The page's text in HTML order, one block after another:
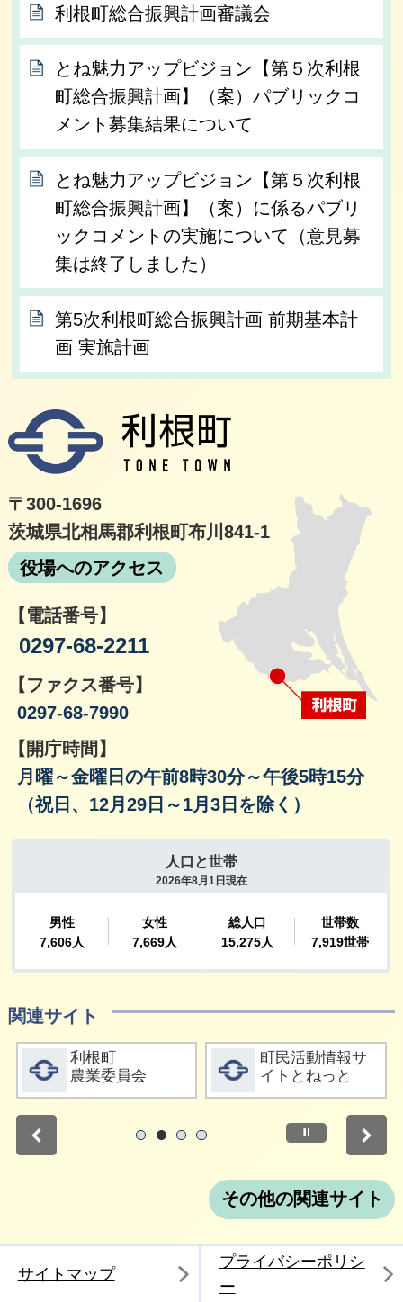
利根町総合振興計画審議会
とね魅力アップビジョン【第５次利根
町総合振興計画】（案）パブリックコ
メント募集結果について
とね魅力アップビジョン【第５次利根
町総合振興計画】（案）に係るパブリ
ックコメントの実施について（意見募
集は終了しました）
第5次利根町総合振興計画 前期基本計
画 実施計画
〒300-1696
茨城県北相馬郡利根町布川841-1
役場へのアクセス
【電話番号】
0297-68-2211
【ファクス番号】
0297-68-7990
【開庁時間】
月曜～金曜日の午前8時30分～午後5時15分
（祝日、12月29日～1月3日を除く）
関連サイト
詳細をみる
利根町
農業委員会
詳細をみる
町民活動情報サ
イトとねっと
停止
その他の関連サイト
サイトマップ
プライバシーポリシ
ー